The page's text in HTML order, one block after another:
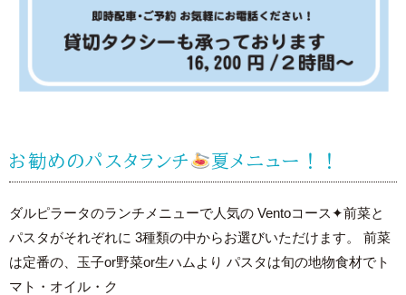
お勧めのパスタランチ 夏メニュー！！
ダルピラータのランチメニューで人気の Ventoコース✦前菜と
パスタがそれぞれに 3種類の中からお選びいただけます。 前菜
は定番の、玉子or野菜or生ハムより パスタは旬の地物食材でト
マト・オイル・ク